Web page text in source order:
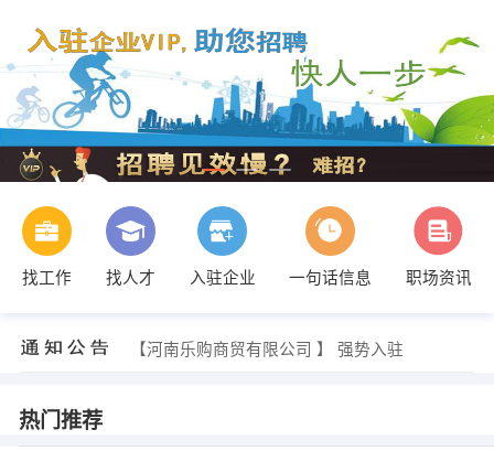
找工作 找人才 入驻企业 一句话信息
职场资讯
【河南乐购商贸有限公司 】 强势入驻
热门推荐